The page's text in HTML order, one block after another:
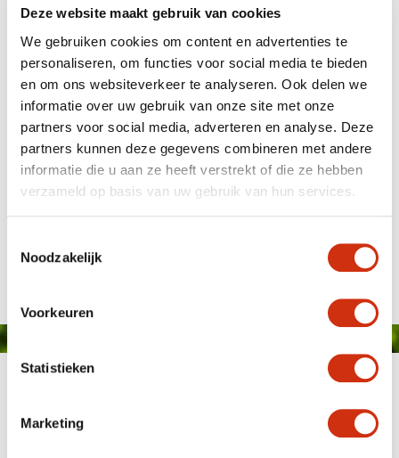
Deze website maakt gebruik van cookies
We gebruiken cookies om content en advertenties te
personaliseren, om functies voor social media te bieden
en om ons websiteverkeer te analyseren. Ook delen we
informatie over uw gebruik van onze site met onze
partners voor social media, adverteren en analyse. Deze
partners kunnen deze gegevens combineren met andere
informatie die u aan ze heeft verstrekt of die ze hebben
verzameld op basis van uw gebruik van hun services.
Noodzakelijk
Voorkeuren
Statistieken
Marketing
Gepubliceerd op: 2 januari 2024